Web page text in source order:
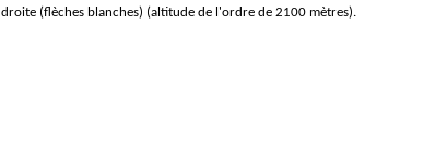
droite (flèches blanches) (altitude de l'ordre de 2100 mètres).